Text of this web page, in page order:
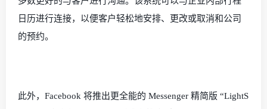
日历进行连接，以便客户轻松地安排、更改或取消和公司
的预约。
此外， Facebook 将推出更全能的 Messenger 精简版 “LightS